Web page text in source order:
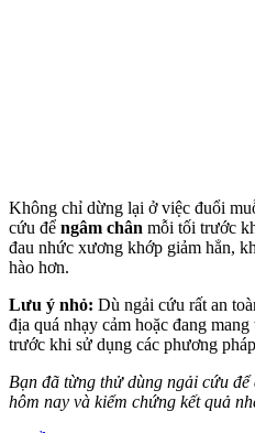
Không chỉ dừng lại ở việc đuổi
cứu để ngâm chân mỗi tối trước
đau nhức xương khớp giảm hẳn,
hào hơn.
Lưu ý nhỏ: Dù ngải cứu rất an
địa quá nhạ‌y cả‌m hoặc đang
trước khi sử dụng các phương
Bạn đã từng thử dùng ngải cứu
hôm nay và kiểm chứng kết quả